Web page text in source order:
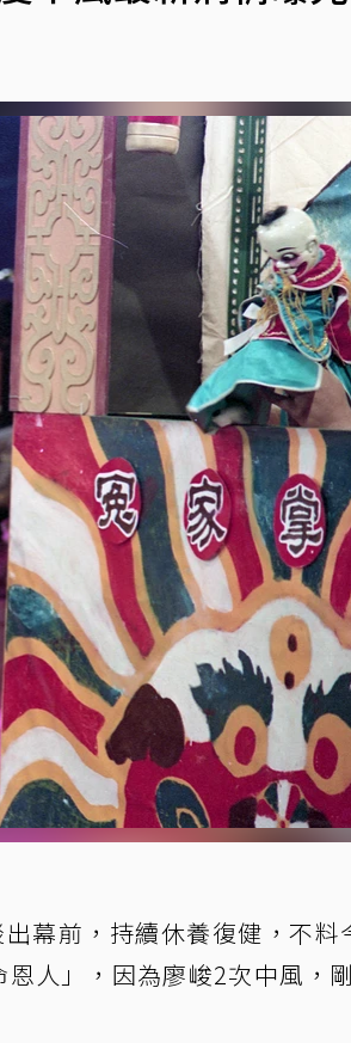
幕前，持續休養復健，不料
人」，因為廖峻2次中風，